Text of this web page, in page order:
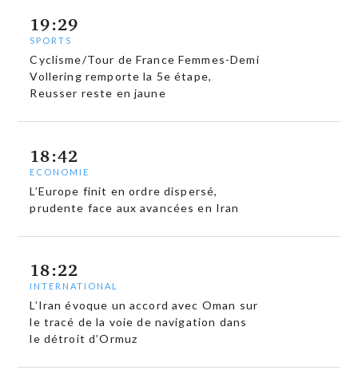
19:29
SPORTS
Cyclisme/Tour de France Femmes-Demi
Vollering remporte la 5e étape,
Reusser reste en jaune
18:42
ECONOMIE
L’Europe finit en ordre dispersé,
prudente face aux avancées en Iran
18:22
INTERNATIONAL
L’Iran évoque un accord avec Oman sur
le tracé de la voie de navigation dans
le détroit d’Ormuz